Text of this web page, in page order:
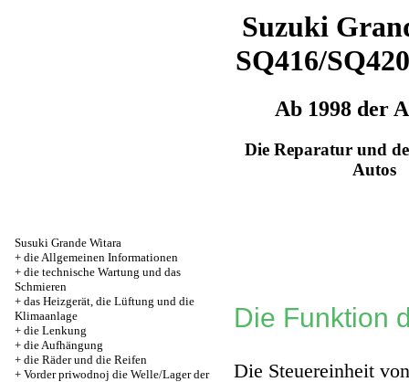
Suzuki
SQ416/
Ab 1998 der
Die Reparatur und
Autos
Susuki Grande Witara
+ die Allgemeinen Informationen
+ die technische Wartung und das
Schmieren
+ das Heizgerät, die Lüftung und die
Klimaanlage
+ die Lenkung
+ die Aufhängung
+ die Räder und die Reifen
+ Vorder priwodnoj die Welle/Lager der
Die Funktion
Die Steuereinheit